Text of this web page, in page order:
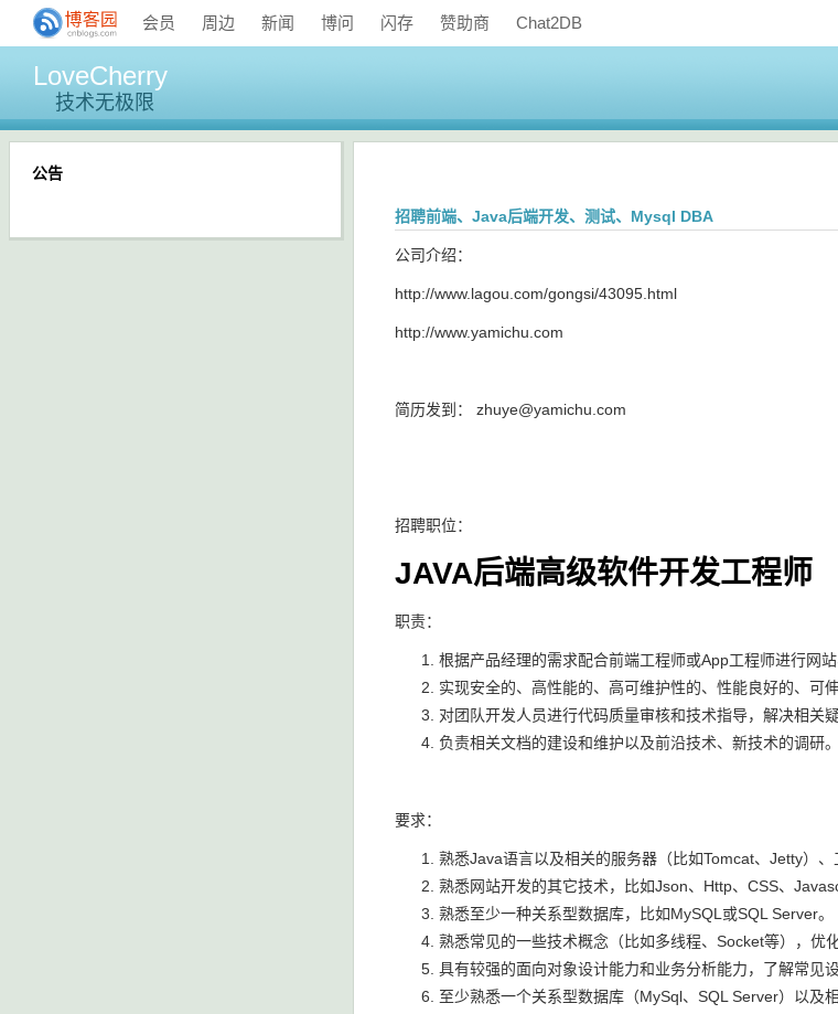
会员 周边 新闻 博问 闪存 赞助商 Chat2DB
LoveCherry
技术无极限
招聘前端、Java后端开发、测试、Mysql DBA
公司介绍：
http://www.lagou.com/gongsi/43095.html
http://www.yamichu.com
简历发到： zhuye@yamichu.com
招聘职位：
JAVA后端高级软件开发工程师
职责：
根据产品经理的需求配合前端工程师或App工程师进行网站
实现安全的、高性能的、高可维护性的、性能良好的、可
对团队开发人员进行代码质量审核和技术指导，解决相关疑
负责相关文档的建设和维护以及前沿技术、新技术的调研。
要求：
熟悉Java语言以及相关的服务器（比如Tomcat、Jetty）
熟悉网站开发的其它技术，比如Json、Http、CSS、
熟悉至少一种关系型数据库，比如MySQL或SQL Server。
熟悉常见的一些技术概念（比如多线程、Socket等），优
具有较强的面向对象设计能力和业务分析能力，了解常见
至少熟悉一个关系型数据库（MySql、SQL Server）以及
公告